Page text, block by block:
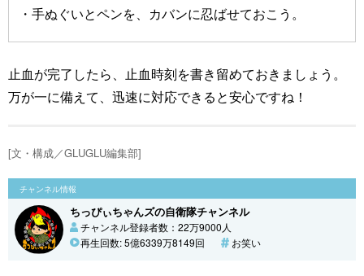
・手ぬぐいとペンを、カバンに忍ばせておこう。
止血が完了したら、止血時刻を書き留めておきましょう。
万が一に備えて、迅速に対応できると安心ですね！
[文・構成／GLUGLU編集部]
チャンネル情報
ちっぴぃちゃんズの自衛隊チャンネル
チャンネル登録者数：22万9000人
再生回数: 5億6339万8149回
お笑い